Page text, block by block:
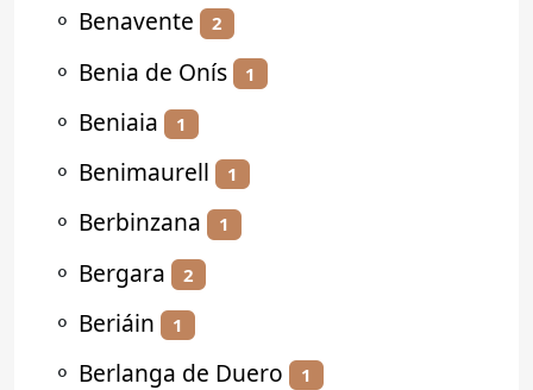
⚬ Benavente 2
⚬ Benia de Onís 1
⚬ Beniaia 1
⚬ Benimaurell 1
⚬ Berbinzana 1
⚬ Bergara 2
⚬ Beriáin 1
⚬ Berlanga de Duero 1